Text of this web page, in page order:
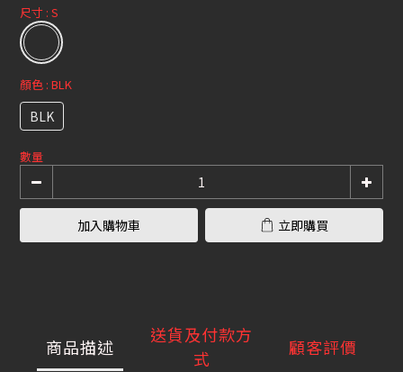
尺寸 : S
顏色 : BLK
BLK
數量
加入購物車 立即購買
商品描述
送貨及付款方
式
顧客評價